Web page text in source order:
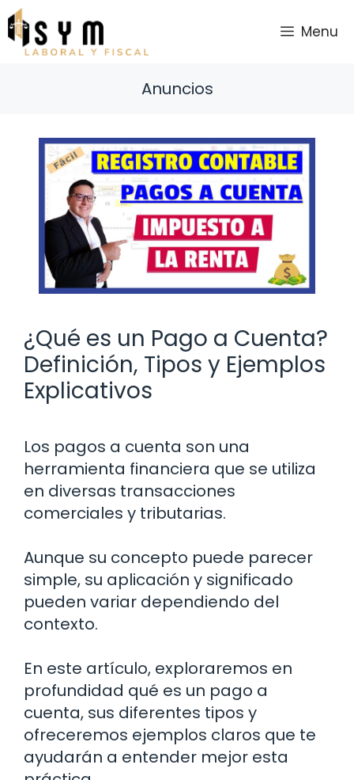
Saltar
al
contenido
Menu
Anuncios
¿Qué es un Pago a Cuenta?
Definición, Tipos y Ejemplos
Explicativos
Los pagos a cuenta son una
herramienta financiera que se utiliza
en diversas transacciones
comerciales y tributarias.
Aunque su concepto puede parecer
simple, su aplicación y significado
pueden variar dependiendo del
contexto.
En este artículo, exploraremos en
profundidad qué es un pago a
cuenta, sus diferentes tipos y
ofreceremos ejemplos claros que te
ayudarán a entender mejor esta